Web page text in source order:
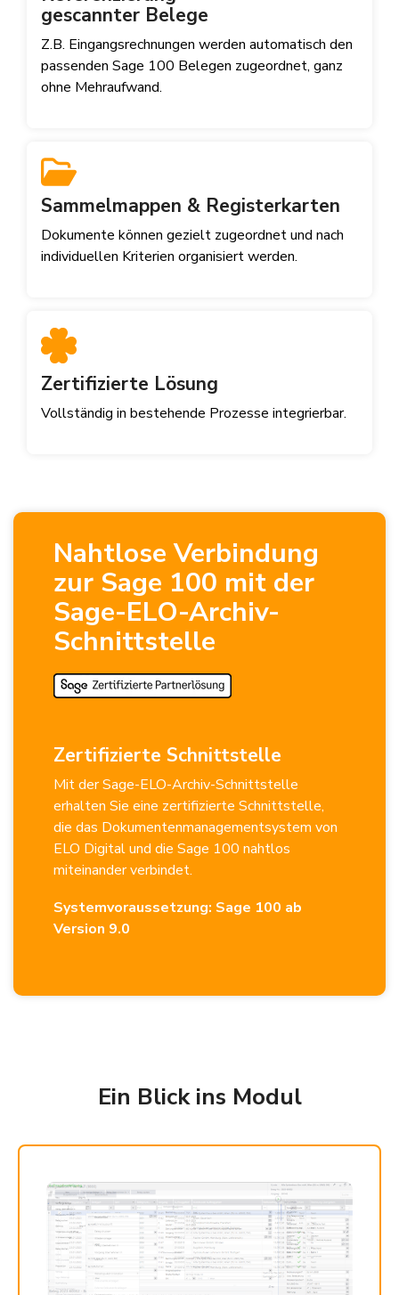
gescannter Belege
Z.B. Eingangsrechnungen werden automatisch den
passenden Sage 100 Belegen zugeordnet, ganz
ohne Mehraufwand.
Sammelmappen & Registerkarten
Dokumente können gezielt zugeordnet und nach
individuellen Kriterien organisiert werden.
Zertifizierte Lösung
Vollständig in bestehende Prozesse integrierbar.
Nahtlose Verbindung
zur Sage 100 mit der
Sage-ELO-Archiv-
Schnittstelle
Zertifizierte Schnittstelle
Mit der Sage-ELO-Archiv-Schnittstelle
erhalten Sie eine zertifizierte Schnittstelle,
die das Dokumentenmanagementsystem von
ELO Digital und die Sage 100 nahtlos
miteinander verbindet.
Systemvoraussetzung: Sage 100 ab
Version 9.0
Ein Blick ins Modul